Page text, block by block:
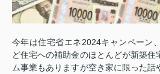
今年は住宅省エネ2024キャンペーン
ど住宅への補助金のほとんどが新築住
ム事業もありますが空き家に限った